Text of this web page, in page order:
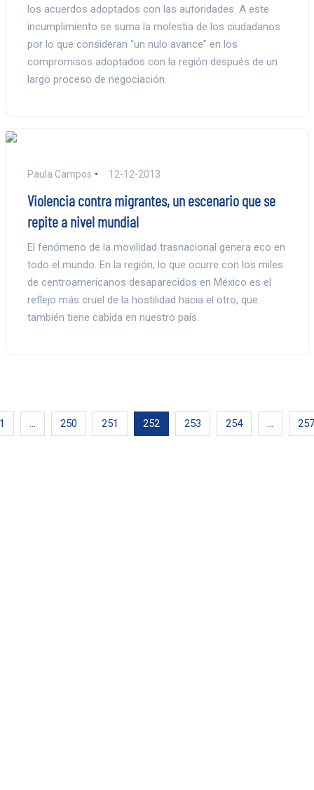
los acuerdos adoptados con las autoridades. A este
incumplimiento se suma la molestia de los ciudadanos
por lo que consideran “un nulo avance” en los
compromisos adoptados con la región después de un
largo proceso de negociación.
Paula Campos 12-12-2013
Violencia contra migrantes, un escenario que se
repite a nivel mundial
El fenómeno de la movilidad trasnacional genera eco en
todo el mundo. En la región, lo que ocurre con los miles
de centroamericanos desaparecidos en México es el
reflejo más cruel de la hostilidad hacia el otro, que
también tiene cabida en nuestro país.
1 250 251 252 253 254 257